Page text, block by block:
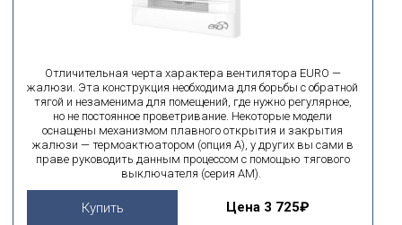
Отличительная черта характера вентилятора EURO —
жалюзи. Эта конструкция необходима для борьбы с обратной
тягой и незаменима для помещений, где нужно регулярное,
но не постоянное проветривание. Некоторые модели
оснащены механизмом плавного открытия и закрытия
жалюзи — термоактюатором (опция А), у других вы сами в
праве руководить данным процессом с помощью тягового
выключателя (серия АМ).
Купить Цена 3 725₽